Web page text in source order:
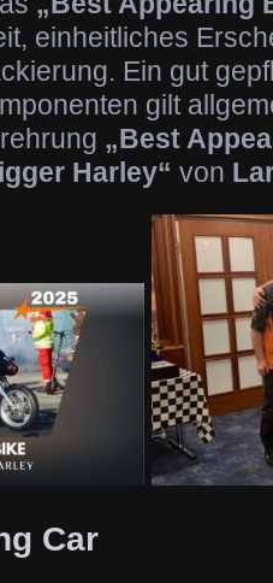
einheitliches
Ein gut
gilt
„Best
Harley“ von
Car